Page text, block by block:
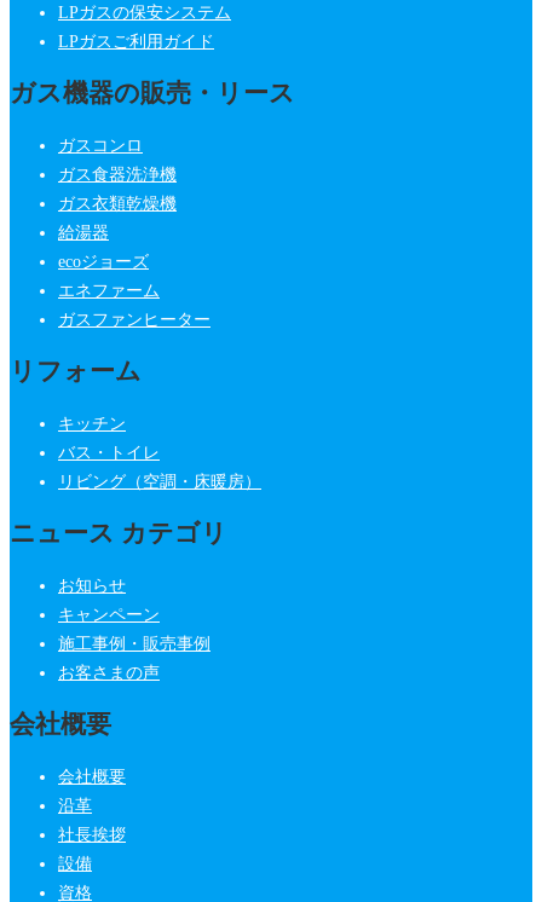
LPガスの保安システム
LPガスご利用ガイド
ガス機器の販売・リース
ガスコンロ
ガス食器洗浄機
ガス衣類乾燥機
給湯器
ecoジョーズ
エネファーム
ガスファンヒーター
リフォーム
キッチン
バス・トイレ
リビング（空調・床暖房）
ニュース カテゴリ
お知らせ
キャンペーン
施工事例・販売事例
お客さまの声
会社概要
会社概要
沿革
社長挨拶
設備
資格